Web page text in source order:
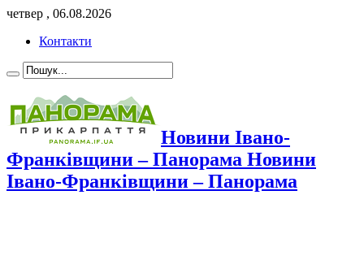
четвер , 06.08.2026
Контакти
Новини Івано-
Франківщини – Панорама Новини
Івано-Франківщини – Панорама